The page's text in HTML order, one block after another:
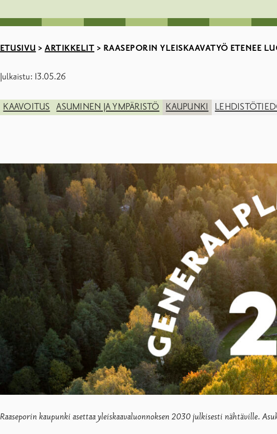
ETUSIVU > ARTIKKELIT > RAASEPORIN YLEISKAAVATYÖ ETENEE
Julkaistu: 13.05.26
KAAVOITUS ASUMINEN JA YMPÄRISTÖ KAUPUNKI
Raaseporin kaupunki asettaa yleiskaavaluonnoksen 2030 julkisesti nähtäville.